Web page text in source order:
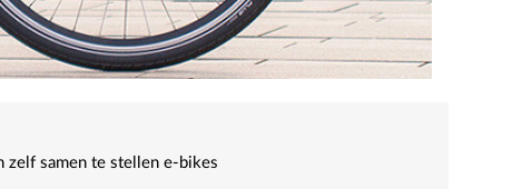
zelf samen te stellen e-bikes